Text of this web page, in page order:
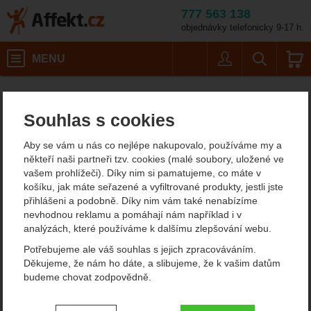
Souhlas s cookies
Aby se vám u nás co nejlépe nakupovalo, používáme my a
někteří naši partneři tzv. cookies (malé soubory, uložené ve
vašem prohlížeči). Díky nim si pamatujeme, co máte v
košíku, jak máte seřazené a vyfiltrované produkty, jestli jste
přihlášeni a podobně. Díky nim vám také nenabízíme
nevhodnou reklamu a pomáhají nám například i v
analýzách, které používáme k dalšímu zlepšování webu.
Potřebujeme ale váš souhlas s jejich zpracováváním.
Děkujeme, že nám ho dáte, a slibujeme, že k vašim datům
budeme chovat zodpovědně.
Nastavení souhlasů s kategoriemi
777 563 138
objednávky telefonicky 9-17 h.
MENU
Horolezecké vybavení Climbing Technology
Climbing Technology -
vybavení pro sportovní
lezení i alpinismus
Jeden za zajímavých výrobců horolezeckého vybavení je Climbing
Technology, který sídlí v okolí jezera Como v severní Itálii. V
minulosti vyráběli zboží, například karabiny, expresky nebo jumary
pro jiné věhlasné firmy z oboru, např. Mammut nebo i náš Singing
Rock nebo Ocún. Ale v okamžiku, kdy tyto firmy začaly přenouvat
výrobu do Asie Climbing Technology začal vyrábět horolezecké